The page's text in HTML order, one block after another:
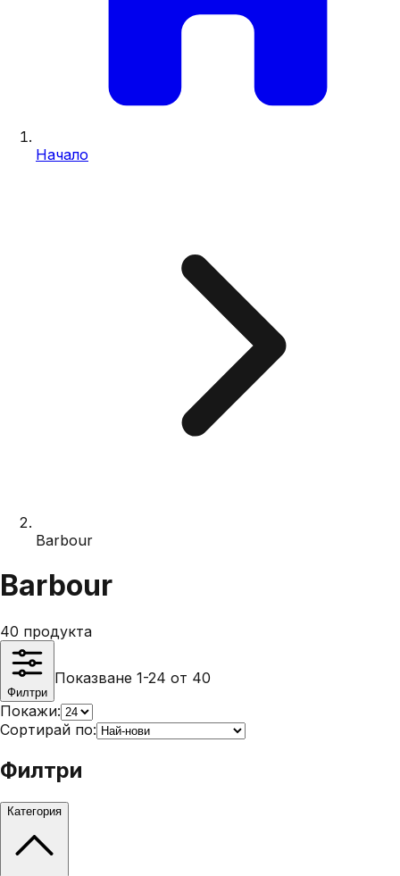
Начало
Barbour
Barbour
40 продукта
Филтри
Показване 1-24 от 40
Покажи:
Сортирай по:
Филтри
Категория